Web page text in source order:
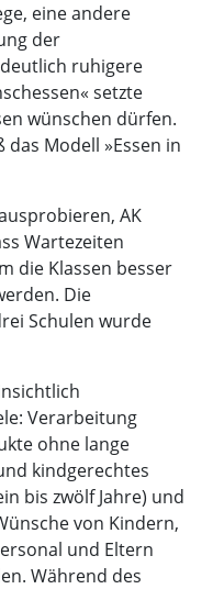
eine andere
der
ruhigere
setzte
wünschen dürfen.
Modell »Essen in
AK
Wartezeiten
die Klassen besser
Die
Schulen wurde
Verarbeitung
ohne lange
kindgerechtes
bis zwölf Jahre) und
von Kindern,
und Eltern
Während des